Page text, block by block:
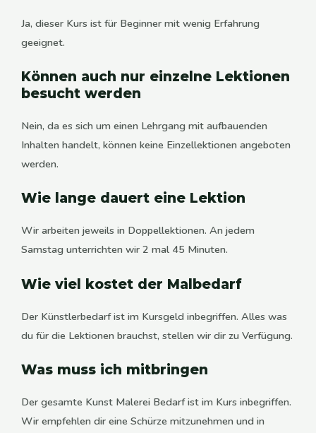
Ja, dieser Kurs ist für Beginner mit wenig Erfahrung
geeignet.
Können auch nur einzelne Lektionen
besucht werden
Nein, da es sich um einen Lehrgang mit aufbauenden
Inhalten handelt, können keine Einzellektionen angeboten
werden.
Wie lange dauert eine Lektion
Wir arbeiten jeweils in Doppellektionen. An jedem
Samstag unterrichten wir 2 mal 45 Minuten.
Wie viel kostet der Malbedarf
Der Künstlerbedarf ist im Kursgeld inbegriffen. Alles was
du für die Lektionen brauchst, stellen wir dir zu Verfügung.
Was muss ich mitbringen
Der gesamte Kunst Malerei Bedarf ist im Kurs inbegriffen.
Wir empfehlen dir eine Schürze mitzunehmen und in